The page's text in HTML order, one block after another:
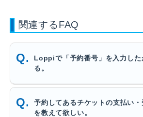
関連するFAQ
Loppiで「予約番号」を入力した
る。
予約してあるチケットの支払い
を教えて欲しい。